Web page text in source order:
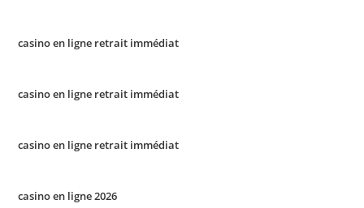
casino en ligne retrait immédiat
casino en ligne retrait immédiat
casino en ligne retrait immédiat
casino en ligne 2026